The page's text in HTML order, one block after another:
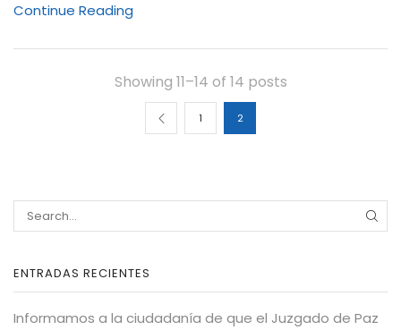
Continue Reading
Showing 11–14 of 14 posts
1 2
ENTRADAS RECIENTES
Informamos a la ciudadanía de que el Juzgado de Paz